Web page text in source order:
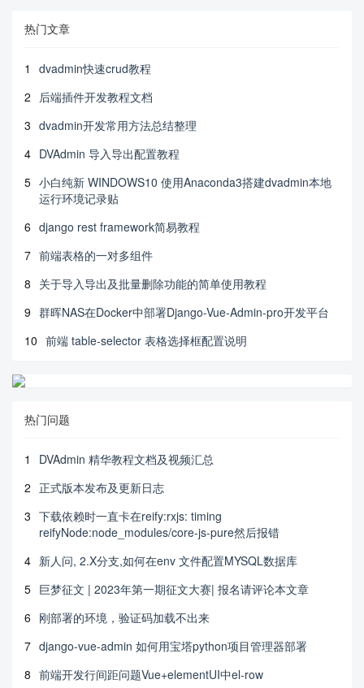
热门文章
1
dvadmin快速crud教程
2 后端插件开发教程文档
3 dvadmin开发常用方法总结整理
4 DVAdmin 导入导出配置教程
5 小白纯新 WINDOWS10 使用Anaconda3搭建dvadmin本地
运行环境记录贴
6 django rest framework简易教程
7 前端表格的一对多组件
8 关于导入导出及批量删除功能的简单使用教程
9 群晖NAS在Docker中部署Django-Vue-Admin-pro开发平台
10 前端 table-selector 表格选择框配置说明
热门问题
1
DVAdmin 精华教程文档及视频汇总
2 正式版本发布及更新日志
3 下载依赖时一直卡在reify:rxjs: timing
reifyNode:node_modules/core-js-pure然后报错
4 新人问, 2.X分支,如何在env 文件配置MYSQL数据库
5 巨梦征文 | 2023年第一期征文大赛| 报名请评论本文章
6 刚部署的环境，验证码加载不出来
7 django-vue-admin 如何用宝塔python项目管理器部署
8 前端开发行间距问题Vue+elementUI中el-row